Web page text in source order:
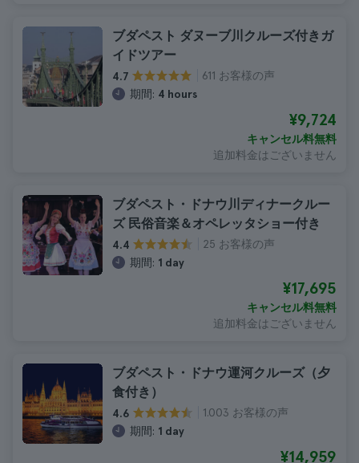
ブダペスト ダヌーブ川クルーズ付きガ
イドツアー
4.7
611 お客様の声
期間: 4 hours
¥9,724
キャンセル料無料
追加料金はございません
ブダペスト・ドナウ川ディナークルー
ズ 民俗音楽＆オペレッタショー付き
4.4
25 お客様の声
期間: 1 day
¥17,695
キャンセル料無料
追加料金はございません
ブダペスト・ドナウ運河クルーズ（夕
食付き）
4.6
1.003 お客様の声
期間: 1 day
¥14,959